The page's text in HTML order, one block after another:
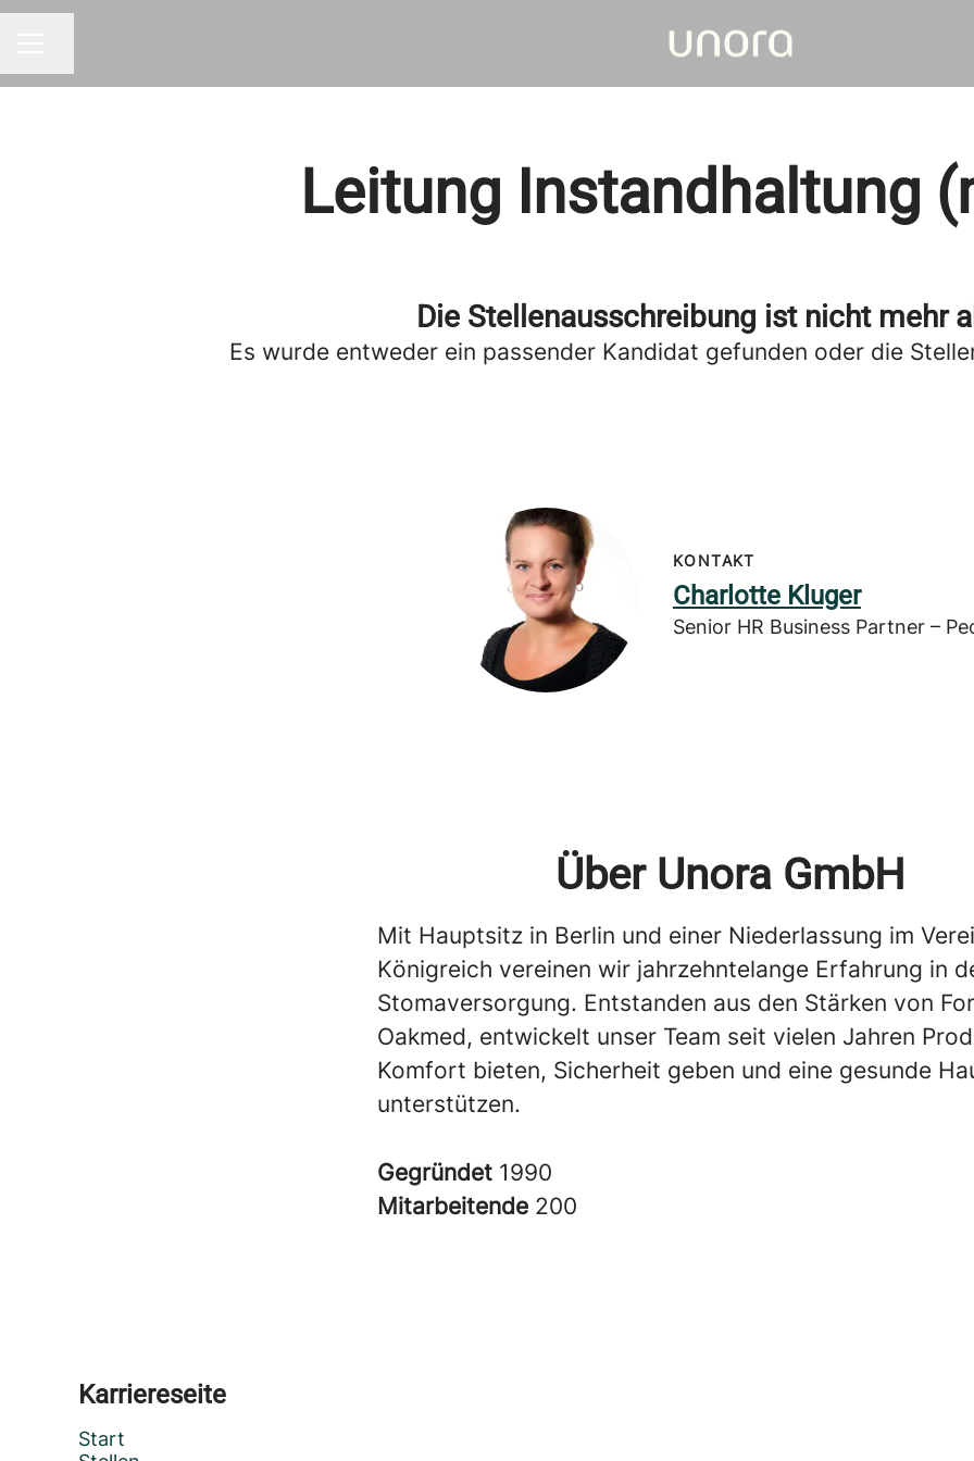
Leitung Instandhaltung
Die Stellenausschreibung ist nicht mehr
Es wurde entweder ein passender Kandidat gefunden oder die
KONTAKT
Charlotte Kluger
Senior HR Business Partner –
Über Unora GmbH
Mit Hauptsitz in Berlin und einer Niederlassung im
Königreich vereinen wir jahrzehntelange Erfahrung in
Stomaversorgung. Entstanden aus den Stärken von
Oakmed, entwickelt unser Team seit vielen Jahren
Komfort bieten, Sicherheit geben und eine gesunde
unterstützen.
Gegründet 1990
Mitarbeitende 200
Karriereseite
Start